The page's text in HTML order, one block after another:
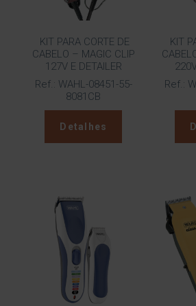
KIT PARA CORTE DE
CABELO – MAGIC CLIP
127V E DETAILER
Ref.: WAHL-08451-55-
8081CB
Detalhes
KIT
Ref.: